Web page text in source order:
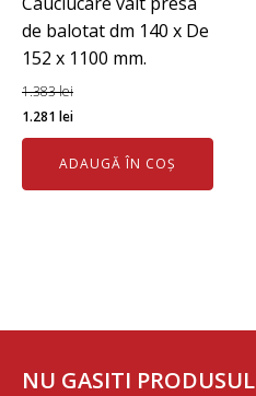
de balotat dm 140 x De
152 x 1100 mm.
1.383lei
Prețul
inițial
fost:
1.281 leiPrețul
curent
este:
1.281 lei.
ADAUGĂ ÎN COȘ
NU GASITI PRODUSUL